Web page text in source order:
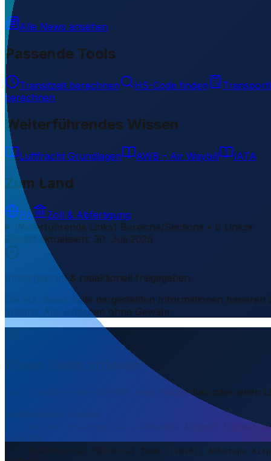
Alle News ansehen
Passende Tools
Transitzeit berechnen HS-Code finden
berechnen
Weiterführendes Wissen
Luftfracht Grundlagen AWB – Air Waybill IATA
Zum Land
PA
Zoll & Abfertigung
Weiterführende Links1 Bereiche/Sections • 8 Links▾
Zuletzt aktualisiert: 30. Juli 2026
Inhalt geprüft & redaktionell freigegeben
Die auf dieser Seite dargestellten Informationen
ändern. Alle Angaben ohne Gewähr.
Diese Seite zitieren
Sie schreiben einen Bericht, eine Hausarbeit oder einen
Source: Frachtportal – Achutupu Airport (https://
Frachtportal Editorial Team. (2026). Achutupu